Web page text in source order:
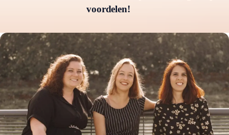
voordelen!